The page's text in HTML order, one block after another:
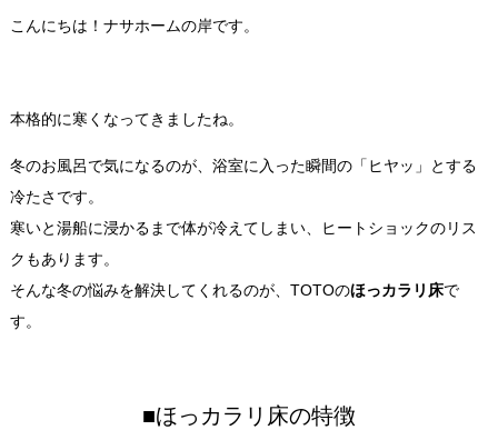
こんにちは！ナサホームの岸です。
本格的に寒くなってきましたね。
冬のお風呂で気になるのが、浴室に入った瞬間の「ヒヤッ」とする
冷たさです。
寒いと湯船に浸かるまで体が冷えてしまい、ヒートショックのリス
クもあります。
そんな冬の悩みを解決してくれるのが、TOTOのほっカラリ床で
す。
■ほっカラリ床の特徴